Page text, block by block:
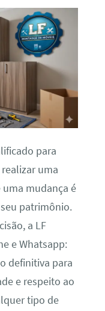
para
uma
mudança é
patrimônio.
a LF
e Whatsapp:
definitiva para
e respeito ao
tipo de